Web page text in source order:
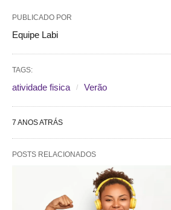
PUBLICADO POR
Equipe Labi
TAGS:
atividade fisica Verão
7 ANOS ATRÁS
POSTS RELACIONADOS